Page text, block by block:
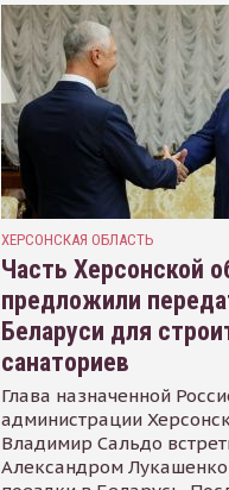
ХЕРСОНСКАЯ ОБЛАСТЬ
Часть Херсонской
предложили
Беларуси для
санаториев
Глава назначенной
администрации
Владимир Сальдо
Александром